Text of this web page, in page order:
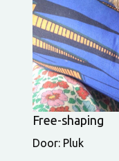
Free-shaping
Door: Pluk